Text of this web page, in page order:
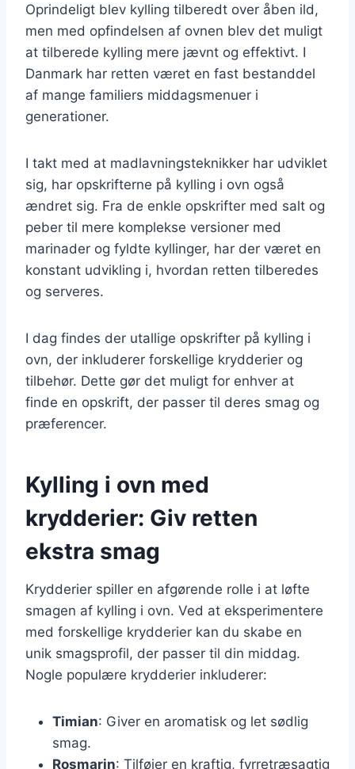
Oprindeligt blev kylling tilberedt over åben ild,
men med opfindelsen af ovnen blev det muligt
at tilberede kylling mere jævnt og effektivt. I
Danmark har retten været en fast bestanddel
af mange familiers middagsmenuer i
generationer.
I takt med at madlavningsteknikker har udviklet
sig, har opskrifterne på kylling i ovn også
ændret sig. Fra de enkle opskrifter med salt og
peber til mere komplekse versioner med
marinader og fyldte kyllinger, har der været en
konstant udvikling i, hvordan retten tilberedes
og serveres.
I dag findes der utallige opskrifter på kylling i
ovn, der inkluderer forskellige krydderier og
tilbehør. Dette gør det muligt for enhver at
finde en opskrift, der passer til deres smag og
præferencer.
Kylling i ovn med
krydderier: Giv retten
ekstra smag
Krydderier spiller en afgørende rolle i at løfte
smagen af kylling i ovn. Ved at eksperimentere
med forskellige krydderier kan du skabe en
unik smagsprofil, der passer til din middag.
Nogle populære krydderier inkluderer:
Timian: Giver en aromatisk og let sødlig
smag.
Rosmarin: Tilføjer en kraftig, fyrretræsagtig